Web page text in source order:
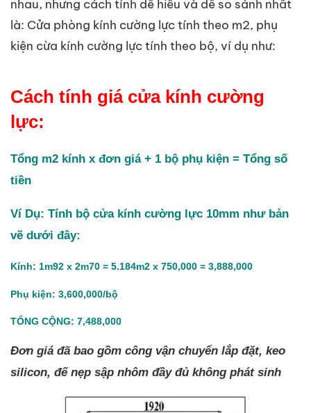
nhau, nhưng cách tính dễ hiểu và dễ so sánh nhất
là: Cửa phòng kính cường lực tính theo m2, phụ
kiện cừa kính cường lực tính theo bộ, ví dụ như:
Cách tính giá cửa kính cường
lực:
Tổng m2 kính x đơn giá + 1 bộ phụ kiện = Tổng số
tiền
Ví Dụ: Tính bộ cửa kính cường lực 10mm như bản
vẽ dưới đây:
Kính: 1m92 x 2m70 = 5.184m2 x 750,000 = 3,888,000
Phụ kiện: 3,600,000/bộ
TỔNG CỘNG: 7,488,000‬
Đơn giá đã bao gồm công vận chuyển lắp đặt, keo
silicon, đế nẹp sập nhôm đầy đủ không phát sinh